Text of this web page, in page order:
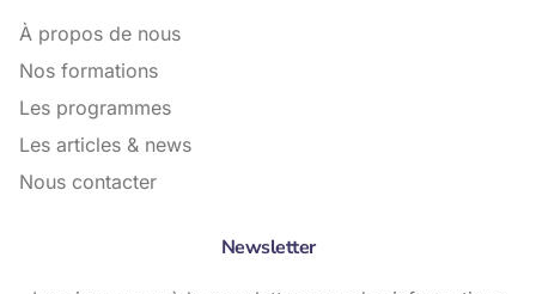
À propos de nous
Nos formations
Les programmes
Les articles & news
Nous contacter
Newsletter